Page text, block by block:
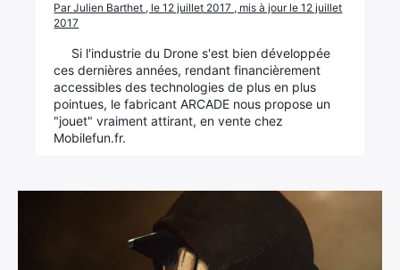
Par Julien Barthet , le 12 juillet 2017 , mis à jour le 12 juillet
2017
Si l'industrie du Drone s'est bien développée
ces dernières années, rendant financièrement
accessibles des technologies de plus en plus
pointues, le fabricant ARCADE nous propose un
"jouet" vraiment attirant, en vente chez
Mobilefun.fr.